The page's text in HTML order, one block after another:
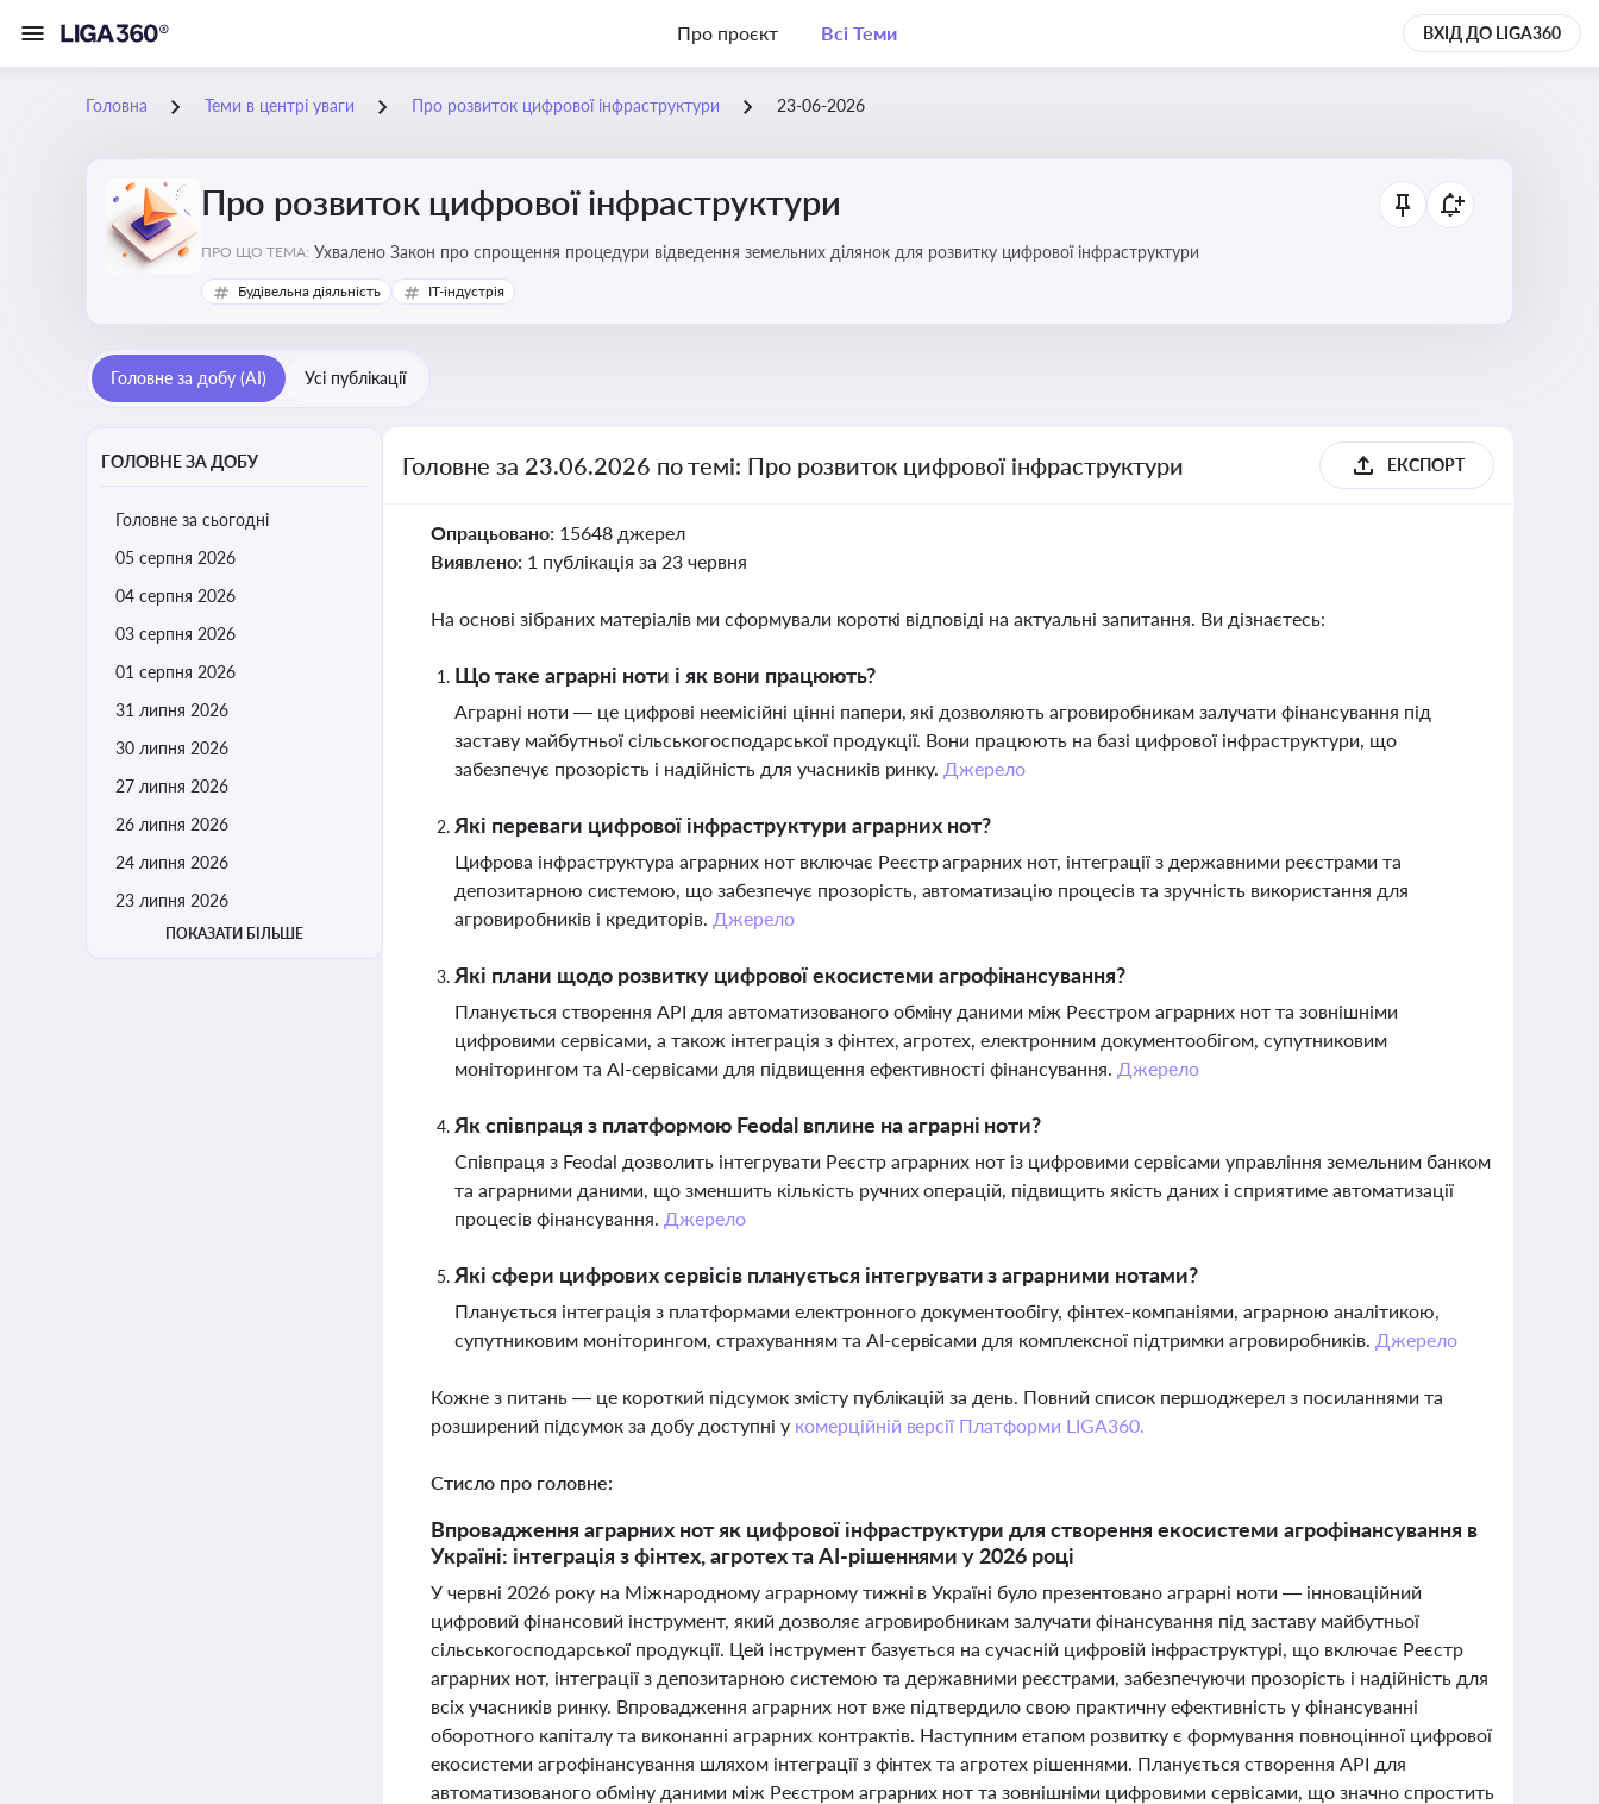
Про проєкт Всі Теми ВХІД ДО LIGA360
Головна Теми в центрі уваги Про розвиток цифрової інфраструктури 23-06-2026
Про розвиток цифрової інфраструктури
ПРО ЩО ТЕМА: Ухвалено Закон про спрощення процедури відведення земельних ділянок для розвитку цифрової інфраструктури
Будівельна діяльність IT-індустрія
Головне за добу (AI) Усі публікації
ГОЛОВНЕ ЗА ДОБУ
Головне за сьогодні
05 серпня 2026
04 серпня 2026
03 серпня 2026
01 серпня 2026
31 липня 2026
30 липня 2026
27 липня 2026
26 липня 2026
24 липня 2026
23 липня 2026
ПОКАЗАТИ БІЛЬШЕ
Головне за 23.06.2026 по темі: Про розвиток цифрової інфраструктури ЕКСПОРТ
Опрацьовано: 15648 джерел
Виявлено: 1 публікація за 23 червня
На основі зібраних матеріалів ми сформували короткі відповіді на актуальні запитання. Ви дізнаєтесь:
Що таке аграрні ноти і як вони працюють?
Аграрні ноти — це цифрові неемісійні цінні папери, які дозволяють агровиробникам залучати фінансування під
заставу майбутньої сільськогосподарської продукції. Вони працюють на базі цифрової інфраструктури, що
забезпечує прозорість і надійність для учасників ринку. Джерело
Які переваги цифрової інфраструктури аграрних нот?
Цифрова інфраструктура аграрних нот включає Реєстр аграрних нот, інтеграції з державними реєстрами та
депозитарною системою, що забезпечує прозорість, автоматизацію процесів та зручність використання для
агровиробників і кредиторів. Джерело
Які плани щодо розвитку цифрової екосистеми агрофінансування?
Планується створення API для автоматизованого обміну даними між Реєстром аграрних нот та зовнішніми
цифровими сервісами, а також інтеграція з фінтех, агротех, електронним документообігом, супутниковим
моніторингом та AI-сервісами для підвищення ефективності фінансування. Джерело
Як співпраця з платформою Feodal вплине на аграрні ноти?
Співпраця з Feodal дозволить інтегрувати Реєстр аграрних нот із цифровими сервісами управління земельним банком
та аграрними даними, що зменшить кількість ручних операцій, підвищить якість даних і сприятиме автоматизації
процесів фінансування. Джерело
Які сфери цифрових сервісів планується інтегрувати з аграрними нотами?
Планується інтеграція з платформами електронного документообігу, фінтех-компаніями, аграрною аналітикою,
супутниковим моніторингом, страхуванням та AI-сервісами для комплексної підтримки агровиробників. Джерело
Кожне з питань — це короткий підсумок змісту публікацій за день. Повний список першоджерел з посиланнями та
розширений підсумок за добу доступні у комерційній версії Платформи LIGA360.
Стисло про головне:
Впровадження аграрних нот як цифрової інфраструктури для створення екосистеми агрофінансування в
Україні: інтеграція з фінтех, агротех та AI-рішеннями у 2026 році
У червні 2026 року на Міжнародному аграрному тижні в Україні було презентовано аграрні ноти — інноваційний
цифровий фінансовий інструмент, який дозволяє агровиробникам залучати фінансування під заставу майбутньої
сільськогосподарської продукції. Цей інструмент базується на сучасній цифровій інфраструктурі, що включає Реєстр
аграрних нот, інтеграції з депозитарною системою та державними реєстрами, забезпечуючи прозорість і надійність для
всіх учасників ринку. Впровадження аграрних нот вже підтвердило свою практичну ефективність у фінансуванні
оборотного капіталу та виконанні аграрних контрактів. Наступним етапом розвитку є формування повноцінної цифрової
екосистеми агрофінансування шляхом інтеграції з фінтех та агротех рішеннями. Планується створення API для
автоматизованого обміну даними між Реєстром аграрних нот та зовнішніми цифровими сервісами, що значно спростить